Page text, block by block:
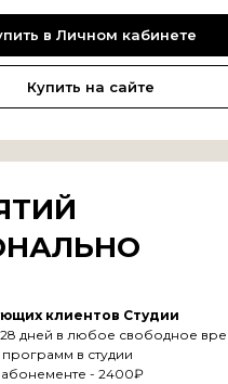
в Личном кабинете
Купить на сайте
клиентов Студии
28 дней в любое свободное
в студии
абонементе - 2400₽